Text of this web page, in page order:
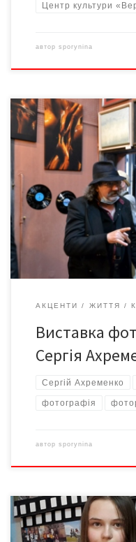
Центр культури
автор sporynina
5 червня 2021 у «Галерія
фотовиставка Сергія
колеги, шанувальники
фотографіях Сергія
філософія, де панують
бентежить, хвилює,
за можливість зустрічі,
позитиву. Бажаємо
АКЦЕНТИ ЖИТТЯ
Виставка
Сергія
Сергій Ахременко
фотографія
автор sporynina
1 червня 2021 року в